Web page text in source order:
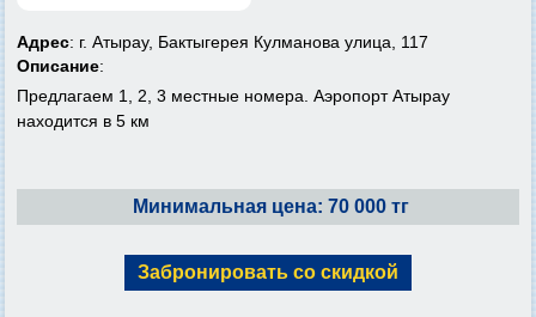
Адрес: г. Атырау, Бактыгерея Кулманова улица, 117
Описание:
Предлагаем 1, 2, 3 местные номера. Аэропорт Атырау
находится в 5 км
Минимальная цена: 70 000 тг
Забронировать со скидкой